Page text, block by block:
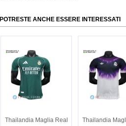
POTRESTE ANCHE ESSERE INTERESSATI
Thailandia Maglia Real
Thailandia